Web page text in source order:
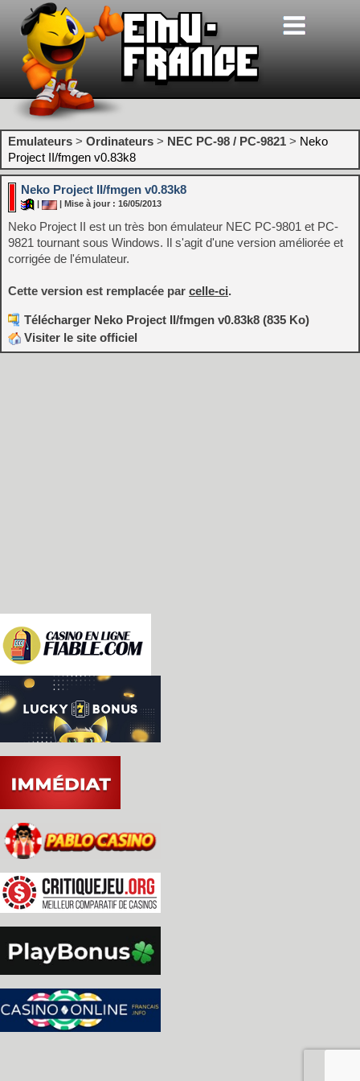
Emulateurs > Ordinateurs > NEC PC-98 / PC-9821 > Neko
Project II/fmgen v0.83k8
Neko Project II/fmgen v0.83k8
| Mise à jour : 16/05/2013
Neko Project II est un très bon émulateur NEC PC-9801 et PC-
9821 tournant sous Windows. Il s'agit d'une version améliorée et
corrigée de l'émulateur.
Cette version est remplacée par celle-ci.
Télécharger Neko Project II/fmgen v0.83k8 (835 Ko)
Visiter le site officiel